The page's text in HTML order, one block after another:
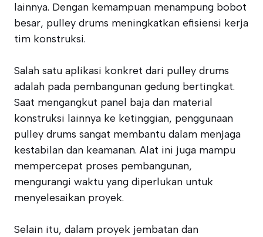
lainnya. Dengan kemampuan menampung bobot
besar, pulley drums meningkatkan efisiensi kerja
tim konstruksi.
Salah satu aplikasi konkret dari pulley drums
adalah pada pembangunan gedung bertingkat.
Saat mengangkut panel baja dan material
konstruksi lainnya ke ketinggian, penggunaan
pulley drums sangat membantu dalam menjaga
kestabilan dan keamanan. Alat ini juga mampu
mempercepat proses pembangunan,
mengurangi waktu yang diperlukan untuk
menyelesaikan proyek.
Selain itu, dalam proyek jembatan dan